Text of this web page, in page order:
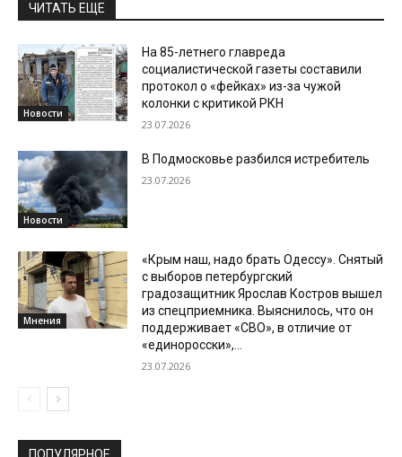
ЧИТАТЬ ЕЩЕ
Новости
На 85-летнего главреда
социалистической газеты составили
протокол о «фейках» из-за чужой
колонки с критикой РКН
23.07.2026
Новости
В Подмосковье разбился истребитель
23.07.2026
Мнения
«Крым наш, надо брать Одессу». Снятый
с выборов петербургский
градозащитник Ярослав Костров вышел
из спецприемника. Выяснилось, что он
поддерживает «СВО», в отличие от
«единоросски»,...
23.07.2026